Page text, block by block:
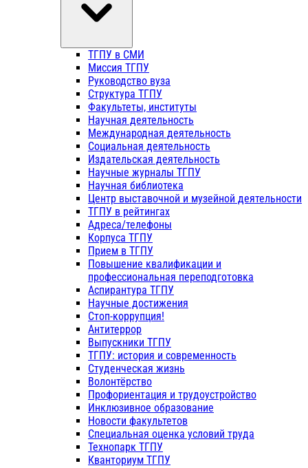
ТГПУ в СМИ
Миссия ТГПУ
Руководство вуза
Структура ТГПУ
Факультеты, институты
Научная деятельность
Международная деятельность
Социальная деятельность
Издательская деятельность
Научные журналы ТГПУ
Научная библиотека
Центр выставочной и музейной деятельности
ТГПУ в рейтингах
Адреса/телефоны
Корпуса ТГПУ
Прием в ТГПУ
Повышение квалификации и
профессиональная переподготовка
Аспирантура ТГПУ
Научные достижения
Стоп-коррупция!
Антитеррор
Выпускники ТГПУ
ТГПУ: история и современность
Студенческая жизнь
Волонтёрство
Профориентация и трудоустройство
Инклюзивное образование
Новости факультетов
Специальная оценка условий труда
Технопарк ТГПУ
Кванториум ТГПУ